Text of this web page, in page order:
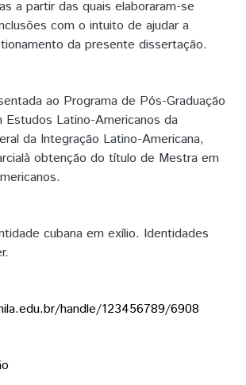
a partir das quais elaboraram-se
com o intuito de ajudar a
da presente dissertação.
ao Programa de Pós-Graduação
Estudos Latino-Americanos da
da Integração Latino-Americana,
obtenção do título de Mestra em
cubana em exílio. Identidades
handle/123456789/6908